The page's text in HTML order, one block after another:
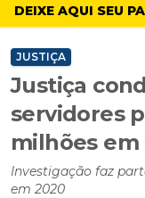
DEIXE AQUI SEU
JUSTIÇA
Justiça
servidores
milhões em
Investigação faz
em 2020